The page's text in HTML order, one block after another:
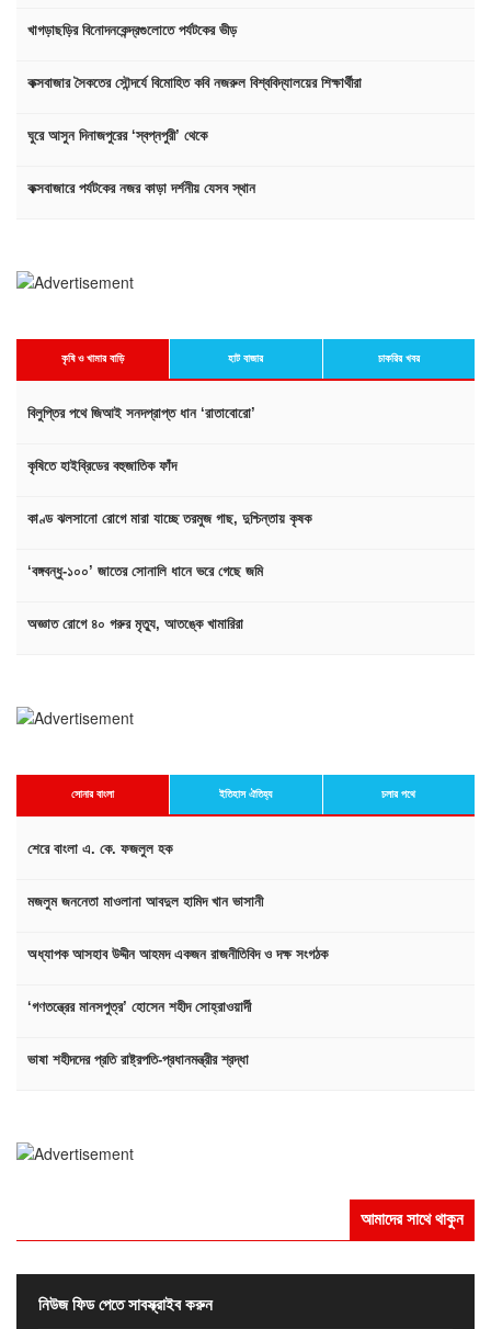
খাগড়াছড়ির বিনোদনকেন্দ্রগুলোতে পর্যটকের ভীড়
কক্সবাজার সৈকতের সৌন্দর্যে বিমোহিত কবি নজরুল বিশ্ববিদ্যালয়ের শিক্ষার্থীরা
ঘুরে আসুন দিনাজপুরের ‘স্বপ্নপুরী’ থেকে
কক্সবাজারে পর্যটকের নজর কাড়া দর্শনীয় যেসব স্থান
কৃষি ও খামার বাড়ি হাট বাজার চাকরির খবর
বিলুপ্তির পথে জিআই সনদপ্রাপ্ত ধান ‘রাতাবোরো’
কৃষিতে হাইব্রিডের বহুজাতিক ফাঁদ
কাণ্ড ঝলসানো রোগে মারা যাচ্ছে তরমুজ গাছ, দুশ্চিন্তায় কৃষক
‘বঙ্গবন্ধু-১০০’ জাতের সোনালি ধানে ভরে গেছে জমি
অজ্ঞাত রোগে ৪০ গরুর মৃত্যু, আতঙ্কে খামারিরা
সোনার বাংলা ইতিহাস ঐতিহ্য চলার পথে
শেরে বাংলা এ. কে. ফজলুল হক
মজলুম জননেতা মাওলানা আবদুল হামিদ খান ভাসানী
অধ্যাপক আসহাব উদ্দীন আহমদ একজন রাজনীতিবিদ ও দক্ষ সংগঠক
‘গণতন্ত্রের মানসপুত্র’ হোসেন শহীদ সোহ্‌রাওয়ার্দী
ভাষা শহীদদের প্রতি রাষ্ট্রপতি-প্রধানমন্ত্রীর শ্রদ্ধা
আমাদের সাথে থাকুন
নিউজ ফিড পেতে সাবস্ক্রাইব করুন